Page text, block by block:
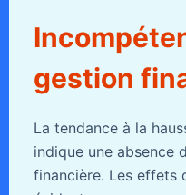
gestion
La tendance à la
indique une absence
financière. Les effets